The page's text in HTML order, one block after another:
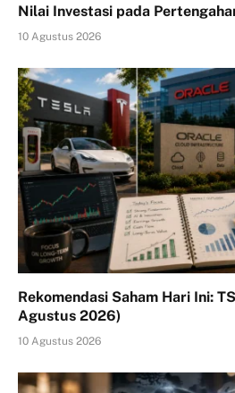
Nilai Investasi pada
10 Agustus 2026
Rekomendasi Saham Hari Ini:
Agustus 2026)
10 Agustus 2026